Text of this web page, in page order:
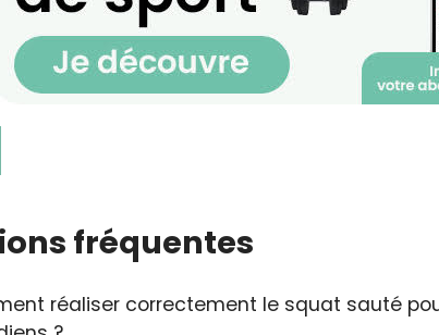
fréquentes
réaliser correctement le squat sauté